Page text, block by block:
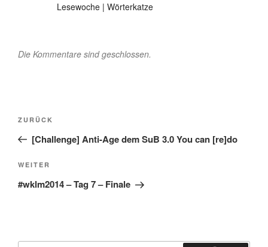
Lesewoche | Wörterkatze
Die Kommentare sind geschlossen.
Beitragsnavigation
Vorheriger
Beitrag
ZURÜCK
[Challenge] Anti-Age dem SuB 3.0 You can [re]do
Nächster
Beitrag
WEITER
#wklm2014 – Tag 7 – Finale